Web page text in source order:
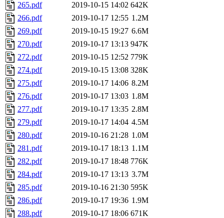
265.pdf
2019-10-15 14:02 642K
266.pdf
2019-10-17 12:55 1.2M
269.pdf
2019-10-15 19:27 6.6M
270.pdf
2019-10-17 13:13 947K
272.pdf
2019-10-15 12:52 779K
274.pdf
2019-10-15 13:08 328K
275.pdf
2019-10-17 14:06 8.2M
276.pdf
2019-10-17 13:03 1.8M
277.pdf
2019-10-17 13:35 2.8M
279.pdf
2019-10-17 14:04 4.5M
280.pdf
2019-10-16 21:28 1.0M
281.pdf
2019-10-17 18:13 1.1M
282.pdf
2019-10-17 18:48 776K
284.pdf
2019-10-17 13:13 3.7M
285.pdf
2019-10-16 21:30 595K
286.pdf
2019-10-17 19:36 1.9M
288.pdf
2019-10-17 18:06 671K